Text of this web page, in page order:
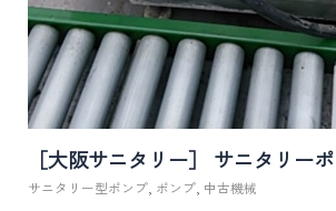
［大阪サニタリー］ サニタリー
サニタリー型ポンプ, ポンプ, 中古機械